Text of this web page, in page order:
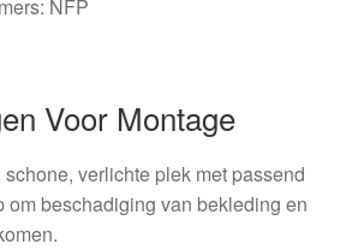
NFP
Voor Montage
verlichte plek met passend
om beschadiging van bekleding en